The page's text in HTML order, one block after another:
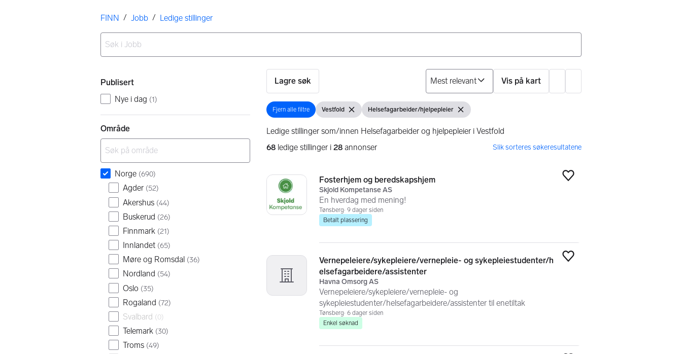
Her er du
FINN / Jobb / Ledige stillinger
Filtre
Publisert
Nye i dag (1)
Område
Norge (690)
Agder (52)
Akershus (44)
Buskerud (26)
Finnmark (21)
Innlandet (65)
Møre og Romsdal (36)
Nordland (54)
Oslo (35)
Rogaland (72)
Svalbard (0)
Telemark (30)
Troms (49)
Lagre søk
Sorter på
Vis på kart
Fjern alle filtre
Fjern alle filtre Vis filter
Vestfold Fjern filterVis filter
Helsefagarbeider/hjelpepleier Fjern filter
Ledige stillinger som/innen Helsefagarbeider og hjelpepleier i Vestfold
68ledige stillinger i 28annonser
Søkeresultater
Fosterhjem og beredskapshjem
Skjold Kompetanse AS
En hverdag med mening!
Tønsberg 9 dager siden
Betalt plassering
Vernepeleiere/sykepleiere/vernepleie- og sykepleiestudenter/h
elsefagarbeidere/assistenter
Havna Omsorg AS
Vernepeleiere/sykepleiere/vernepleie- og
sykepleiestudenter/helsefagarbeidere/assistenter til enetiltak
Tønsberg 6 dager siden
Enkel søknad